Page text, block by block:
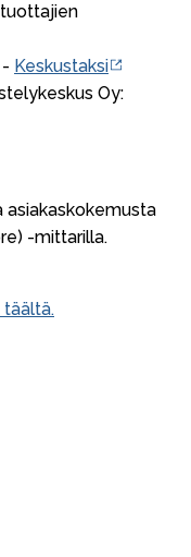
Keskustaksi
Oy:
asiakaskokemusta
-mittarilla.